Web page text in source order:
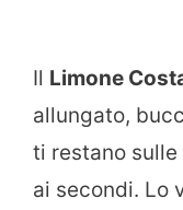
Il Limone
allungato,
ti restano
ai secondi. Lo